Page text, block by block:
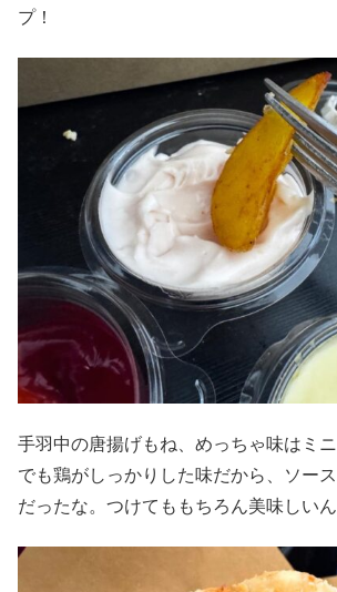
プ！
手羽中の唐揚げもね、めっちゃ味はミニ
でも鶏がしっかりした味だから、ソー
だったな。つけてももちろん美味しいん